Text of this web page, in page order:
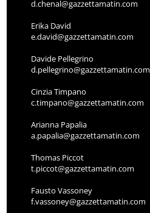
d.chenal@gazzettamatin.com
Erika David
e.david@gazzettamatin.com
Davide Pellegrino
d.pellegrino@gazzettamatin.com
Cinzia Timpano
c.timpano@gazzettamatin.com
Arianna Papalia
a.papalia@gazzettamatin.com
Thomas Piccot
t.piccot@gazzettamatin.com
Fausto Vassoney
f.vassoney@gazzettamatin.com